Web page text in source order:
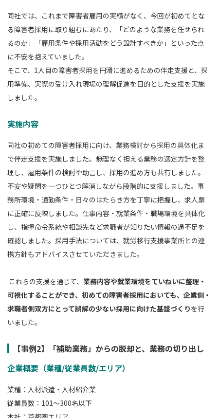
同社では、これまで障害者雇用の実績がなく、今回が初めてとな
る障害者採用に取り組むにあたり、「どのような業務を任せられ
るのか」「雇用条件や採用活動をどう設計すべきか」といった点
に不安を抱えていました。
そこで、1人目の障害者採用を円滑に進めるための伴走支援と、採
用準備、実際の受け入れ現場の理解促進を目的とした支援を実施
しました。
実施内容
同社の初めての障害者採用に向け、業務検討から採用の具体化ま
で伴走支援を実施しました。無理なく担える業務の選定方針を整
理し、雇用条件の検討や助言し、採用の進め方も共有しました。
不安や疑問を一つひとつ解消しながら段階的に支援しました。事
務所環境・通勤条件・日々のはたらき方を丁寧に把握し、求人票
に正確に反映しました。仕事内容・就業条件・職場環境を具体化
し、指揮命令系統や相談先など求職者が知りたい情報の過不足を
確認しました。採用手法については、就労移行支援事業所との連
携方針もアドバイスさせていただきました。
これらの支援を通じて、 業務内容や就業環境をていねいに整理・
可視化することができ、初めての障害者採用においても、企業側・
求職者側双方にとって誤解の少ない採用に向けた基盤づくりを行
いました。
【事例2】「補助業務」からの脱却と、業務の切り出し
企業概要（業種/従業員数/エリア）
業種：人材派遣・人材紹介業
従業員数：101～300名以下